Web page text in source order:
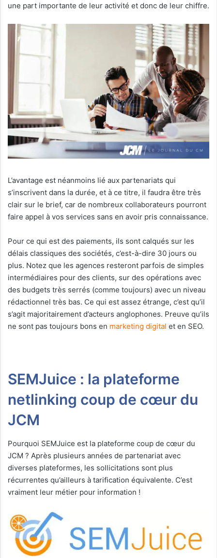
une part importante de leur activité et donc de leur chiffre.
L’avantage est néanmoins lié aux partenariats qui
s’inscrivent dans la durée, et à ce titre, il faudra être très
clair sur le brief, car de nombreux collaborateurs pourront
faire appel à vos services sans en avoir pris connaissance.
Pour ce qui est des paiements, ils sont calqués sur les
délais classiques des sociétés, c’est-à-dire 30 jours ou
plus. Notez que les agences resteront parfois de simples
intermédiaires pour des clients, sur des opérations avec
des budgets très serrés (comme toujours) avec un niveau
rédactionnel très bas. Ce qui est assez étrange, c’est qu’il
s’agit majoritairement d’acteurs anglophones. Preuve qu’ils
ne sont pas toujours bons en marketing digital et en SEO.
SEMJuice : la plateforme
netlinking coup de cœur du
JCM
Pourquoi SEMJuice est la plateforme coup de cœur du
JCM ? Après plusieurs années de partenariat avec
diverses plateformes, les sollicitations sont plus
récurrentes qu’ailleurs à tarification équivalente. C’est
vraiment leur métier pour information !